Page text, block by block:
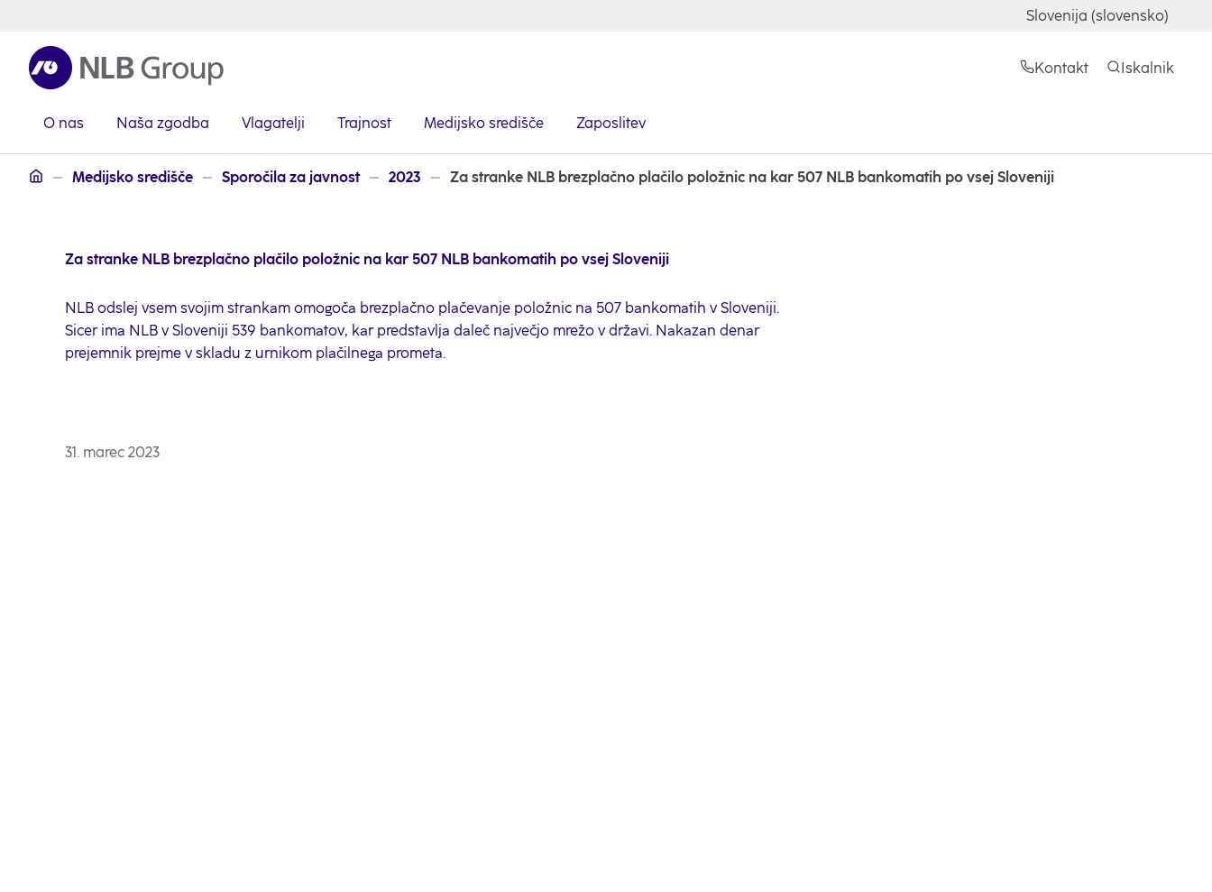
Slovenija (slovensko)
Kontakt Iskalnik
O nas Naša zgodba Vlagatelji Trajnost Medijsko središče Zaposlitev
NLB Skupina
Medijsko središče Sporočila za javnost 2023 Za stranke NLB brezplačno plačilo položnic na kar 507 NLB bankomatih po vsej Sloveniji
Za stranke NLB brezplačno plačilo položnic na kar 507 NLB bankomatih po vsej Sloveniji
NLB odslej vsem svojim strankam omogoča brezplačno plačevanje položnic na 507 bankomatih v Sloveniji.
Sicer ima NLB v Sloveniji 539 bankomatov, kar predstavlja daleč največjo mrežo v državi. Nakazan denar
prejemnik prejme v skladu z urnikom plačilnega prometa.
31. marec 2023